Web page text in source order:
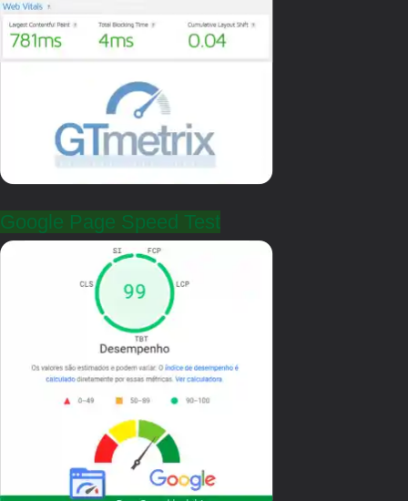
Google Page Speed Test